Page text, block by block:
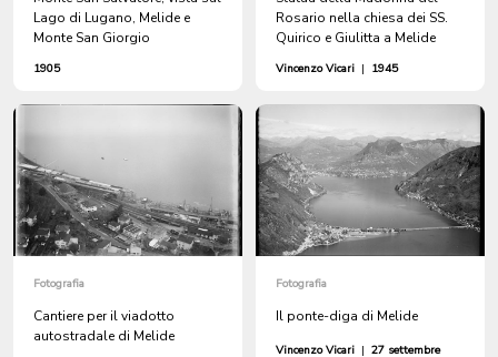
Lago di Lugano, Melide e
Monte San Giorgio
1905
Rosario nella chiesa dei SS.
Quirico e Giulitta a Melide
Vincenzo Vicari | 1945
Fotografia
Cantiere per il viadotto
autostradale di Melide
Fotografia
Il ponte-diga di Melide
Vincenzo Vicari | 27 settembre